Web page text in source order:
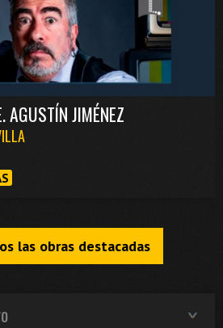
AGUSTÍN JIMÉNEZ
las obras destacadas